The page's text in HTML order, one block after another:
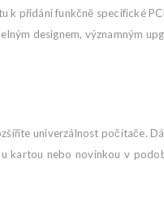
k přidání funkčně specifické
designem, významným
univerzálnost počítače.
kartou nebo novinkou v